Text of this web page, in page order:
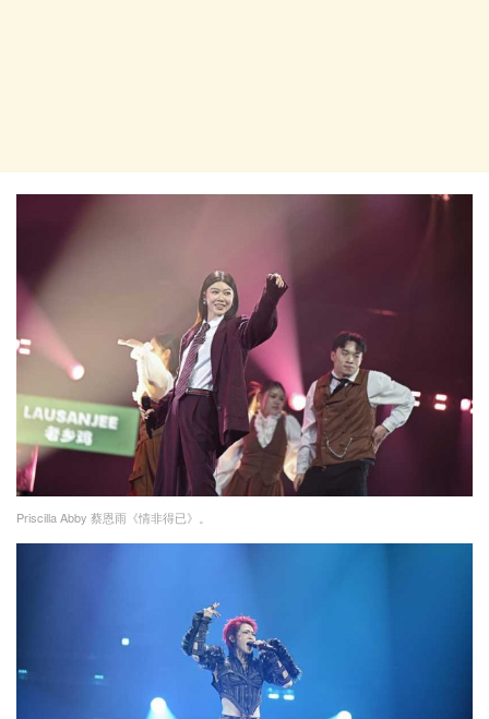
Priscilla Abby 蔡恩雨《情非得已》。